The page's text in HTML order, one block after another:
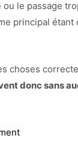
le passage
principal
choses
donc sans